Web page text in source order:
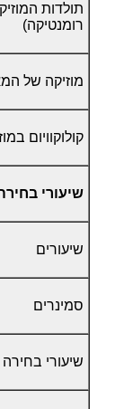
תולדות
רומנטיקה)
מוזיקה של
קולוקוויום
שיעורי
שיעורים
סמינרים
שיעורי